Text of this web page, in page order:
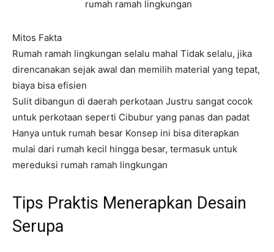
rumah ramah lingkungan
Mitos Fakta
Rumah ramah lingkungan selalu mahal Tidak selalu, jika
direncanakan sejak awal dan memilih material yang tepat,
biaya bisa efisien
Sulit dibangun di daerah perkotaan Justru sangat cocok
untuk perkotaan seperti Cibubur yang panas dan padat
Hanya untuk rumah besar Konsep ini bisa diterapkan
mulai dari rumah kecil hingga besar, termasuk untuk
mereduksi rumah ramah lingkungan
Tips Praktis Menerapkan Desain
Serupa